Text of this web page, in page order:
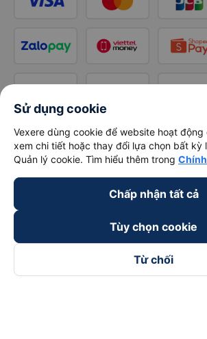
Sử dụng cookie
Vexere dùng cookie để website hoạt động
xem chi tiết hoặc thay đổi lựa chọn bất kỳ
Quản lý cookie. Tìm hiểu thêm trong
Chấp nhận tất cả
Tùy chọn cookie
Từ chối